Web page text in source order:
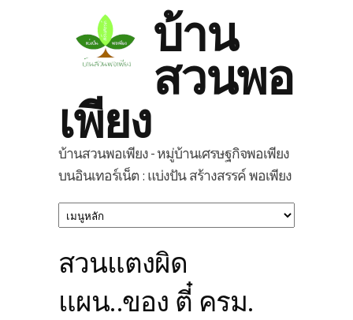
บ้าน
สวนพอ
เพียง
บ้านสวนพอเพียง - หมู่บ้านเศรษฐกิจพอเพียง
บนอินเทอร์เน็ต : แบ่งปัน สร้างสรรค์ พอเพียง
สวนแตงผิด
แผน..ของ ตี๋ ครม.